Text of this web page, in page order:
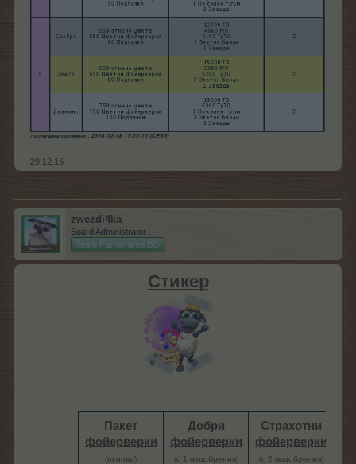
29.12.16
zwezdi4ka
Board Administrator
Team Farmerama BG
Стикер
Пакет
фойерверки
(основа)
Добри
фойерверки
(с 1 подобрения)
Страхотни
фойерверки
(с 2 подобрения)